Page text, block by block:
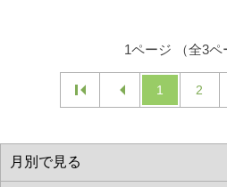
1ページ （全3ペ
1 2